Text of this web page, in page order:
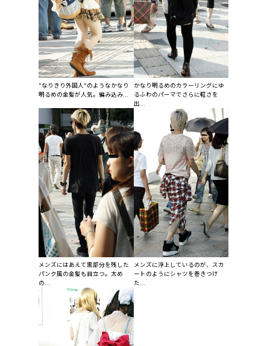
"なりきり外国人"のようなかなり
明るめの金髪が人気。編み込み...
かなり明るめのカラーリングにゆ
るふわのパーマでさらに軽さを
出...
メンズにはあえて黒部分を残した
パンク風の金髪も目立つ。太め
の...
メンズに浮上しているのが、スカ
ートのようにシャツを巻きつけ
た...